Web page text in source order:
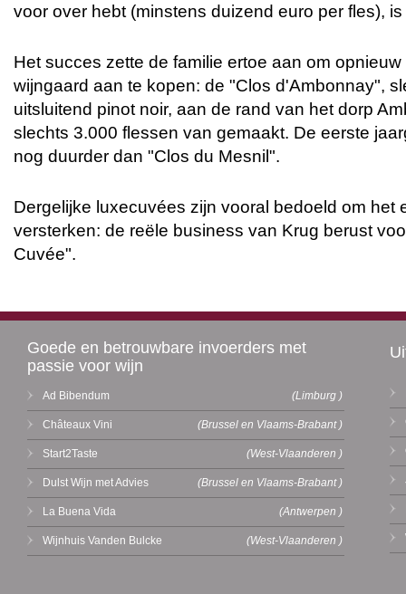
voor over hebt (minstens duizend euro per fles),
Het succes zette de familie ertoe aan om
wijngaard aan te kopen: de "Clos d'Ambonnay",
uitsluitend pinot noir, aan de rand van het dorp
slechts 3.000 flessen van gemaakt. De eerste
nog duurder dan "Clos du Mesnil".
Dergelijke luxecuvées zijn vooral bedoeld om het
versterken: de reële business van Krug berust
Cuvée".
Goede en betrouwbare invoerders met
passie voor wijn
Ad Bibendum (Limburg )
Châteaux Vini (Brussel en Vlaams-Brabant )
Start2Taste (West-Vlaanderen )
Dulst Wijn met Advies (Brussel en Vlaams-Brabant )
La Buena Vida (Antwerpen )
Wijnhuis Vanden Bulcke (West-Vlaanderen )